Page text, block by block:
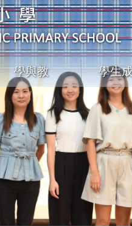
學與教 學生